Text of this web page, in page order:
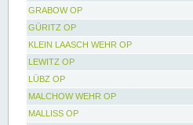
GRABOW OP
GÜRITZ OP
KLEIN LAASCH WEHR OP
LEWITZ OP
LÜBZ OP
MALCHOW WEHR OP
MALLISS OP